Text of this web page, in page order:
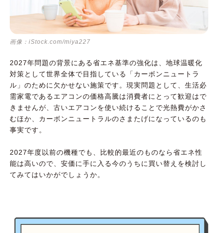
画像：iStock.com/miya227
2027年問題の背景にある省エネ基準の強化は、地球温暖化
対策として世界全体で目指している「カーボンニュートラ
ル」のために欠かせない施策です。現実問題として、生活必
需家電であるエアコンの価格高騰は消費者にとって歓迎はで
きませんが、古いエアコンを使い続けることで光熱費がかさ
むほか、カーボンニュートラルのさまたげになっているのも
事実です。
2027年度以前の機種でも、比較的最近のものなら省エネ性
能は高いので、安価に手に入る今のうちに買い替えを検討し
てみてはいかがでしょうか。